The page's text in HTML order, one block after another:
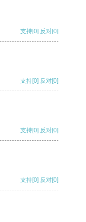
支持[0] 反对[0]
支持[0] 反对[0]
支持[0] 反对[0]
支持[0] 反对[0]